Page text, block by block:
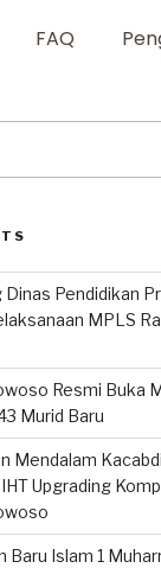
FAQ
Dinas Pendidikan
MPLS
Resmi Buka
Murid Baru
Mendalam
Upgrading
Baru Islam 1